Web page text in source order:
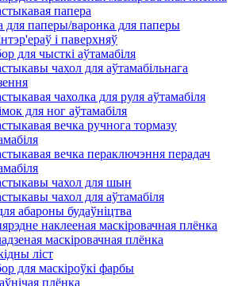
папера
для паперы/варонка для паперы
і паверхняў
для чысткі аўтамабіля
чахол для аўтамабільнага
чахолка для руля аўтамабіля
для ног аўтамабіля
вечка ручнога тормазу
вечка пераключэння перадач
чахол для шын
чахол для аўтамабіля
абароны будаўніцтва
наклееная маскіровачная плёнка
маскіровачная плёнка
ліст
для маскіроўкі фарбы
плёнка